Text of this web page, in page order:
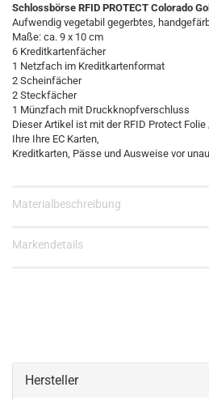
Schlossbörse RFID PROTECT Colorado
Aufwendig vegetabil gegerbtes,
Maße: ca. 9 x 10 cm
6 Kreditkartenfächer
1 Netzfach im Kreditkartenformat
2 Scheinfächer
2 Steckfächer
1 Münzfach mit Druckknopfverschluss
Dieser Artikel ist mit der RFID Protect Folie
Ihre Ihre EC Karten,
Kreditkarten, Pässe und Ausweise vor
Materialbeschreibung
Markendetails
Hersteller